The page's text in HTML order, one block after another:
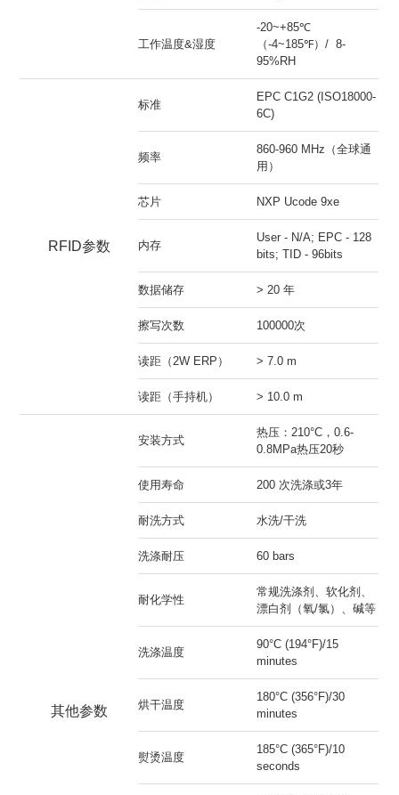
工作温度&湿度
-20~+85℃
（-4~185℉）/ 8-
95%RH
RFID参数
标准
EPC C1G2 (ISO18000-
6C)
频率
860-960 MHz（全球通
用）
芯片 NXP Ucode 9xe
内存
User - N/A; EPC - 128
bits; TID - 96bits
数据储存 > 20 年
擦写次数 100000次
读距（2W ERP） > 7.0 m
读距（手持机） > 10.0 m
其他参数
安装方式
热压：210°C，0.6-
0.8MPa热压20秒
使用寿命 200 次洗涤或3年
耐洗方式 水洗/干洗
洗涤耐压 60 bars
耐化学性
常规洗涤剂、软化剂、
漂白剂（氧/氯）、碱等
洗涤温度
90°C (194°F)/15
minutes
烘干温度
180°C (356°F)/30
minutes
熨烫温度
185°C (365°F)/10
seconds